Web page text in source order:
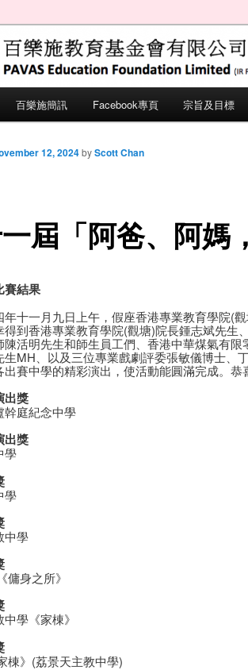
教育基金會
Foundation Limited (IR File No.
contentcontent
百樂施簡訊 Facebook專頁 宗旨及目標
屆「阿爸、阿媽
12, 2024 byScott Chan
賽結果
年十一月九日上午，假座香港專業教育學院(
得到香港專業教育學院(觀塘)院長鍾志斌先生
陳活明先生和師生員工們、香港中華煤氣有
生MH、以及三位專業戲劇評委張敏儀博士、
出賽中學的精彩演出，使活動能圓滿完成。恭
出獎
幹庭紀念中學
出獎
學
學
中學
傭身之所》
學《家棟》
棟》(荔景天主教中學)